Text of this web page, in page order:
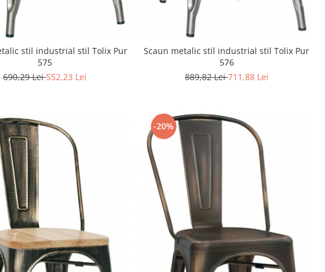
stil industrial stil Tolix Pur
575
690,29 Lei552,23 Lei
Scaun metalic stil industrial stil Tolix Pur
576
889,82 Lei711,88 Lei
-20%